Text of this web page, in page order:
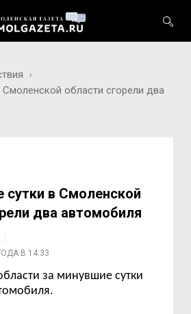
области сгорели два
сутки в Смоленской
два автомобиля
В 14:33
за минувшие сутки